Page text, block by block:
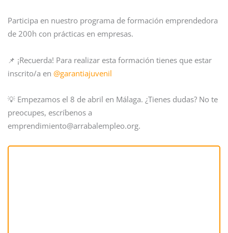
Participa en nuestro programa de formación emprendedora
de 200h con prácticas en empresas.
📌 ¡Recuerda! Para realizar esta formación tienes que estar
inscrito/a en @garantiajuvenil
💡 Empezamos el 8 de abril en Málaga. ¿Tienes dudas? No te
preocupes, escríbenos a
emprendimiento@arrabalempleo.org.